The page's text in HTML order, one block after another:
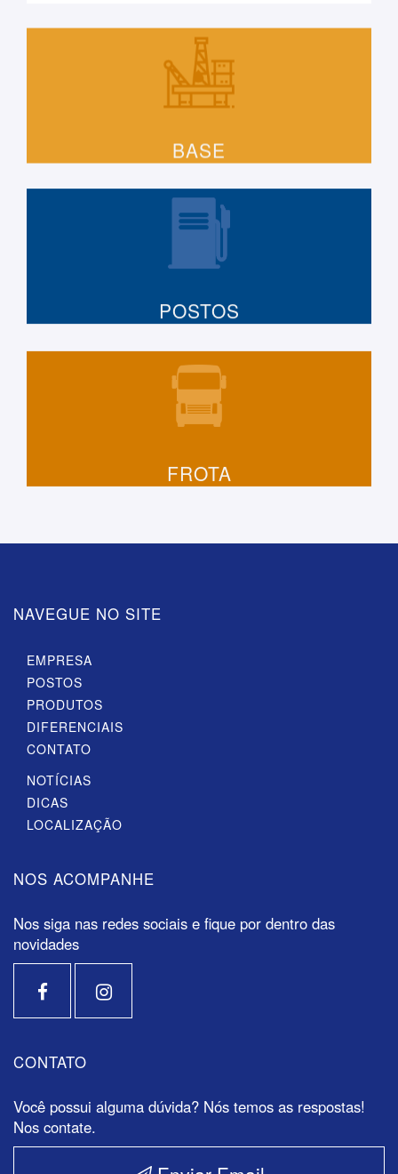
BASE
POSTOS
FROTA
NAVEGUE NO SITE
EMPRESA
POSTOS
PRODUTOS
DIFERENCIAIS
CONTATO
NOTÍCIAS
DICAS
LOCALIZAÇÃO
NOS ACOMPANHE
Nos siga nas redes sociais e fique por dentro das
novidades
CONTATO
Você possui alguma dúvida? Nós temos as respostas!
Nos contate.